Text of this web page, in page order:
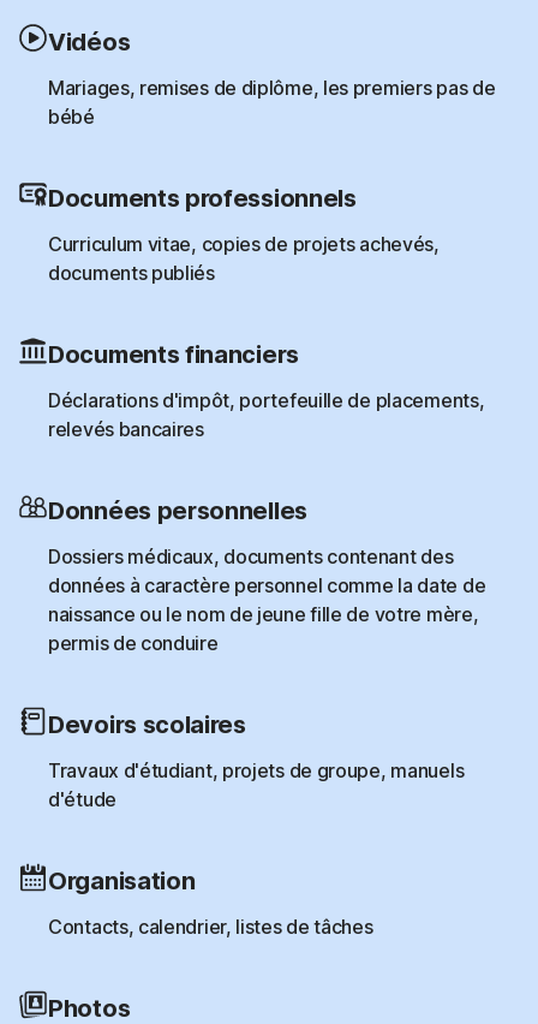
Vidéos
Mariages, remises de diplôme, les premiers pas de
bébé
Documents professionnels
Curriculum vitae, copies de projets achevés,
documents publiés
Documents financiers
Déclarations d'impôt, portefeuille de placements,
relevés bancaires
Données personnelles
Dossiers médicaux, documents contenant des
données à caractère personnel comme la date de
naissance ou le nom de jeune fille de votre mère,
permis de conduire
Devoirs scolaires
Travaux d'étudiant, projets de groupe, manuels
d'étude
Organisation
Contacts, calendrier, listes de tâches
Photos